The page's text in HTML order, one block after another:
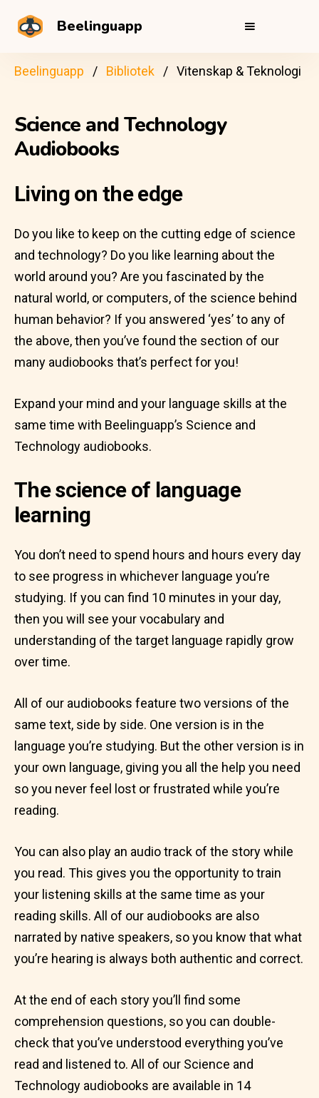
Beelinguapp
Beelinguapp Bibliotek Vitenskap & Teknologi
Science and Technology
Audiobooks
Living on the edge
Do you like to keep on the cutting edge of science
and technology? Do you like learning about the
world around you? Are you fascinated by the
natural world, or computers, of the science behind
human behavior? If you answered ‘yes’ to any of
the above, then you’ve found the section of our
many audiobooks that’s perfect for you!
Expand your mind and your language skills at the
same time with Beelinguapp’s Science and
Technology audiobooks.
The science of language
learning
You don’t need to spend hours and hours every day
to see progress in whichever language you’re
studying. If you can find 10 minutes in your day,
then you will see your vocabulary and
understanding of the target language rapidly grow
over time.
All of our audiobooks feature two versions of the
same text, side by side. One version is in the
language you’re studying. But the other version is in
your own language, giving you all the help you need
so you never feel lost or frustrated while you’re
reading.
You can also play an audio track of the story while
you read. This gives you the opportunity to train
your listening skills at the same time as your
reading skills. All of our audiobooks are also
narrated by native speakers, so you know that what
you’re hearing is always both authentic and correct.
At the end of each story you’ll find some
comprehension questions, so you can double-
check that you’ve understood everything you’ve
read and listened to. All of our Science and
Technology audiobooks are available in 14